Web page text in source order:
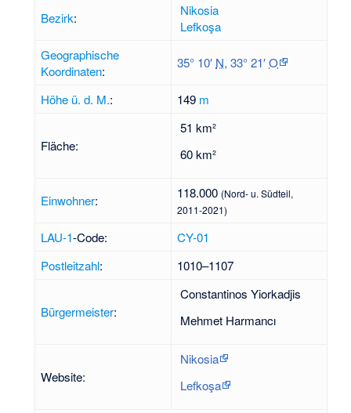
Bezirk:
Nikosia
Lefkoşa
Geographische
Koordinaten:
35° 10′ N,33° 21′O
Höhe ü. d. M.: 149 m
Fläche:
51 km²
60 km²
Einwohner: 118.000 (Nord- u. Südteil,
2011-2021)
LAU-1-Code:
CY-01
Postleitzahl: 1010–1107
Bürgermeister:
Constantinos Yiorkadjis
Mehmet Harmancı
Website:
Nikosia
Lefkoşa